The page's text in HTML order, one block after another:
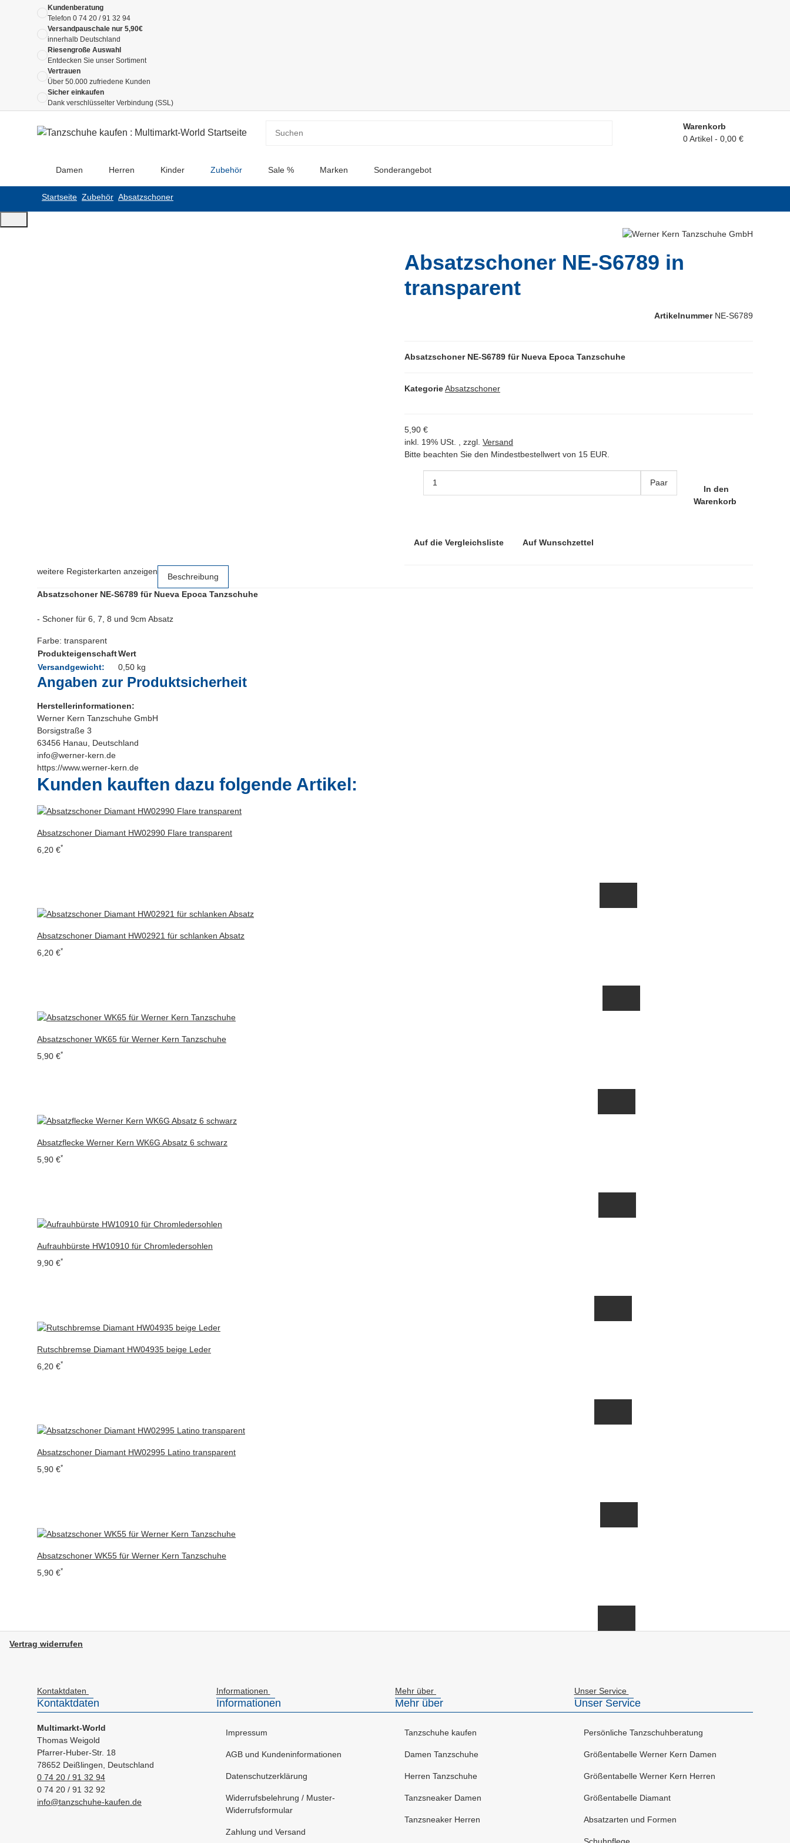
Kundenberatung
Telefon 0 74 20 / 91 32 94
Versandpauschale nur 5,90€
innerhalb Deutschland
Riesengroße Auswahl
Entdecken Sie unser Sortiment
Vertrauen
Über 50.000 zufriedene Kunden
Sicher einkaufen
Dank verschlüsselter Verbindung (SSL)
Damen Herren Kinder Zubehör Sale % Marken Sonderangebot
Warenkorb
0 Artikel
0,00 €
Startseite Zubehör Absatzschoner
Absatzschoner NE-S6789 in
transparent
Artikelnummer NE-S6789
KategorieAbsatzschoner
Absatzschoner NE-S6789 für Nueva Epoca Tanzschuhe
5,90 €
inkl. 19% USt. , zzgl. Versand
Bitte beachten Sie den Mindestbestellwert von 15 EUR.
Auf die Vergleichsliste Auf Wunschzettel
Paar
In den
Warenkorb
weitere Registerkarten anzeigen
Beschreibung
Absatzschoner NE-S6789 für Nueva Epoca Tanzschuhe
- Schoner für 6, 7, 8 und 9cm Absatz
Farbe: transparent
ProdukteigenschaftWert
Versandgewicht:
0,50 kg
Angaben zur Produktsicherheit
Herstellerinformationen:
Werner Kern Tanzschuhe GmbH
Borsigstraße 3
63456 Hanau, Deutschland
info@werner-kern.de
https://www.werner-kern.de
Kunden kauften dazu folgende Artikel:
Absatzschoner Diamant HW02990 Flare transparent
6,20 €*
Absatzschoner Diamant HW02921 für schlanken Absatz
6,20 €*
Absatzschoner WK65 für Werner Kern Tanzschuhe
5,90 €*
Absatzflecke Werner Kern WK6G Absatz 6 schwarz
5,90 €*
Aufrauhbürste HW10910 für Chromledersohlen
9,90 €*
Rutschbremse Diamant HW04935 beige Leder
6,20 €*
Absatzschoner Diamant HW02995 Latino transparent
5,90 €*
Absatzschoner WK55 für Werner Kern Tanzschuhe
5,90 €*
Vertrag widerrufen
Kontaktdaten
Kontaktdaten
Multimarkt-World
Thomas Weigold
Pfarrer-Huber-Str. 18
78652 Deißlingen, Deutschland
0 74 20 / 91 32 94
0 74 20 / 91 32 92
info@tanzschuhe-kaufen.de
Informationen
Informationen
Impressum
AGB und Kundeninformationen
Datenschutzerklärung
Widerrufsbelehrung / Muster-
Widerrufsformular
Zahlung und Versand
Mehr über
Mehr über
Tanzschuhe kaufen
Damen Tanzschuhe
Herren Tanzschuhe
Tanzsneaker Damen
Tanzsneaker Herren
Unser Service
Unser Service
Persönliche Tanzschuhberatung
Größentabelle Werner Kern Damen
Größentabelle Werner Kern Herren
Größentabelle Diamant
Absatzarten und Formen